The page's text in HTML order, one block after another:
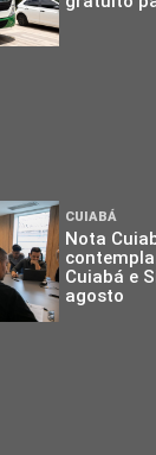
CUIABÁ
Nota
Cuiabá e
agosto